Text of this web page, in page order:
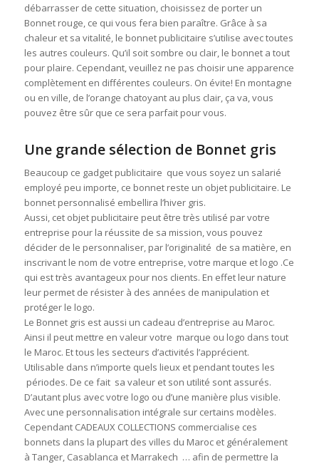
débarrasser de cette situation, choisissez de porter un
Bonnet rouge, ce qui vous fera bien paraître. Grâce à sa
chaleur et sa vitalité, le bonnet publicitaire s’utilise avec toutes
les autres couleurs. Qu’il soit sombre ou clair, le bonnet a tout
pour plaire. Cependant, veuillez ne pas choisir une apparence
complètement en différentes couleurs. On évite! En montagne
ou en ville, de l’orange chatoyant au plus clair, ça va, vous
pouvez être sûr que ce sera parfait pour vous.
Une grande sélection de Bonnet gris
Beaucoup ce gadget publicitaire que vous soyez un salarié
employé peu importe, ce bonnet reste un objet publicitaire. Le
bonnet personnalisé embellira l’hiver gris.
Aussi, cet objet publicitaire peut être très utilisé par votre
entreprise pour la réussite de sa mission, vous pouvez
décider de le personnaliser, par l’originalité de sa matière, en
inscrivant le nom de votre entreprise, votre marque et logo .Ce
qui est très avantageux pour nos clients. En effet leur nature
leur permet de résister à des années de manipulation et
protéger le logo.
Le Bonnet gris est aussi un cadeau d’entreprise au Maroc.
Ainsi il peut mettre en valeur votre marque ou logo dans tout
le Maroc. Et tous les secteurs d’activités l’apprécient.
Utilisable dans n’importe quels lieux et pendant toutes les
périodes. De ce fait sa valeur et son utilité sont assurés.
D’autant plus avec votre logo ou d’une manière plus visible.
Avec une personnalisation intégrale sur certains modèles.
Cependant CADEAUX COLLECTIONS commercialise ces
bonnets dans la plupart des villes du Maroc et généralement
à Tanger, Casablanca et Marrakech … afin de permettre la